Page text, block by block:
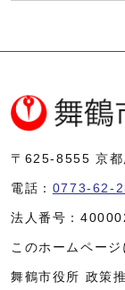
〒625-8555 京
電話： 0773-62-
法人番号：
このホームペー
舞鶴市役所 政策